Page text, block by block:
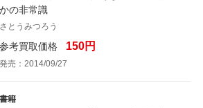
かの非常識
さとうみつろう
参考買取価格 150円
発売：2014/09/27
書籍